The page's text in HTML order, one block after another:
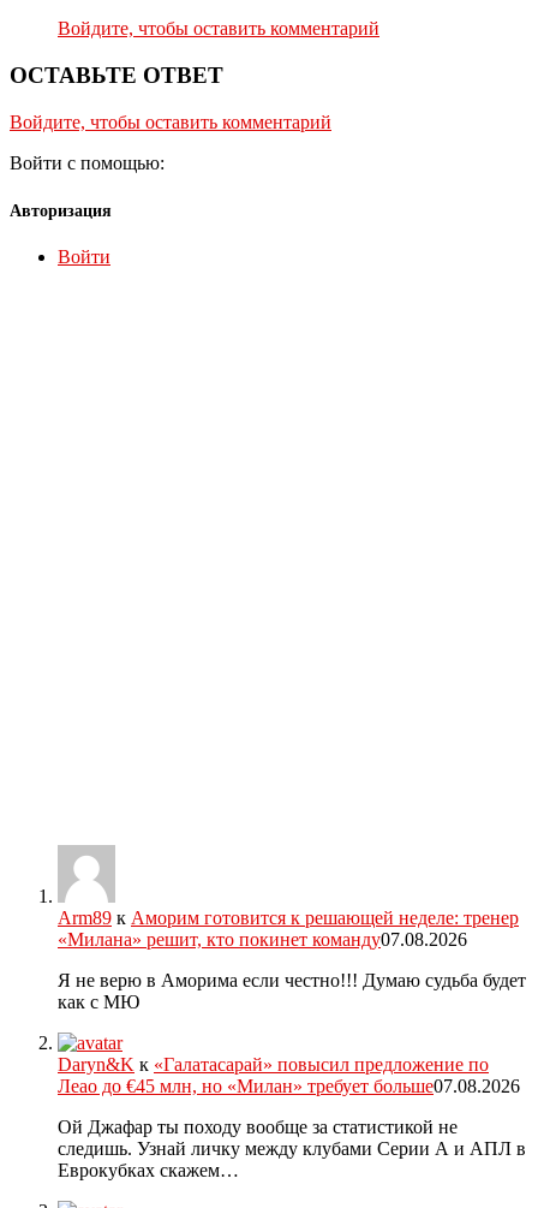
Войдите, чтобы оставить комментарий
ОСТАВЬТЕ ОТВЕТ
Войдите, чтобы оставить комментарий
Войти с помощью:
Авторизация
Войти
Arm89 к Аморим готовится к решающей неделе: тренер
«Милана» решит, кто покинет команду07.08.2026
Я не верю в Аморима если честно!!! Думаю судьба будет
как с МЮ
Daryn&K к «Галатасарай» повысил предложение по
Леао до €45 млн, но «Милан» требует больше07.08.2026
Ой Джафар ты походу вообще за статистикой не
следишь. Узнай личку между клубами Серии А и АПЛ в
Еврокубках скажем…